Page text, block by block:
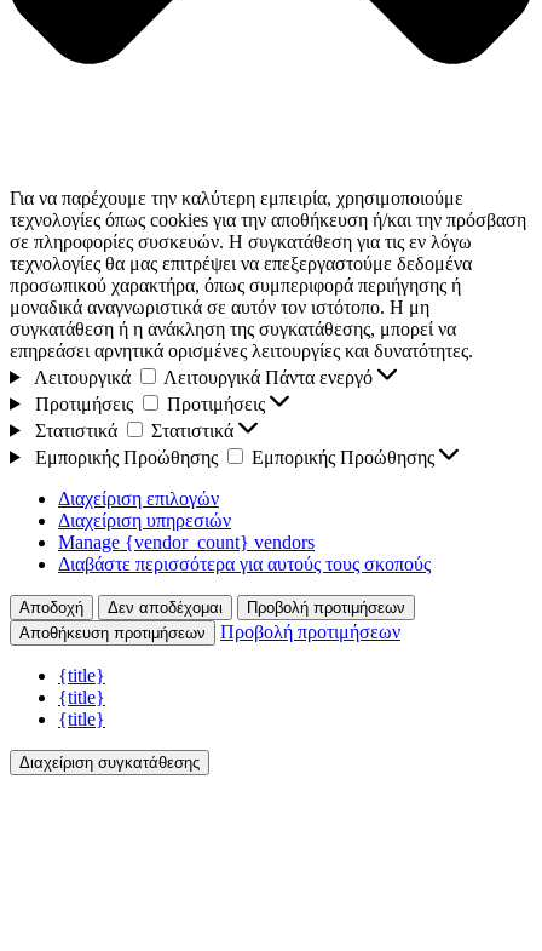
Για να παρέχουμε την καλύτερη εμπειρία, χρησιμοποιούμε
τεχνολογίες όπως cookies για την αποθήκευση ή/και την πρόσβαση
σε πληροφορίες συσκευών. Η συγκατάθεση για τις εν λόγω
τεχνολογίες θα μας επιτρέψει να επεξεργαστούμε δεδομένα
προσωπικού χαρακτήρα, όπως συμπεριφορά περιήγησης ή
μοναδικά αναγνωριστικά σε αυτόν τον ιστότοπο. Η μη
συγκατάθεση ή η ανάκληση της συγκατάθεσης, μπορεί να
επηρεάσει αρνητικά ορισμένες λειτουργίες και δυνατότητες.
Λειτουργικά
Λειτουργικά Πάντα ενεργό
Προτιμήσεις
Προτιμήσεις
Στατιστικά
Στατιστικά
Εμπορικής Προώθησης
Εμπορικής Προώθησης
Διαχείριση επιλογών
Διαχείριση υπηρεσιών
Manage {vendor_count} vendors
Διαβάστε περισσότερα για αυτούς τους σκοπούς
Αποδοχή Δεν αποδέχομαι
Προβολή προτιμήσεων
Αποθήκευση προτιμήσεων
Προβολή προτιμήσεων
{title}
{title}
{title}
Διαχείριση συγκατάθεσης